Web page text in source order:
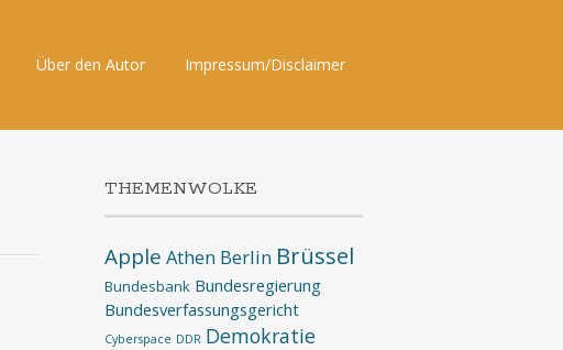
Über den Autor Impressum/Disclaimer
THEMENWOLKE
Apple Athen Berlin Brüssel
Bundesbank Bundesregierung
Bundesverfassungsgericht
Cyberspace DDR Demokratie